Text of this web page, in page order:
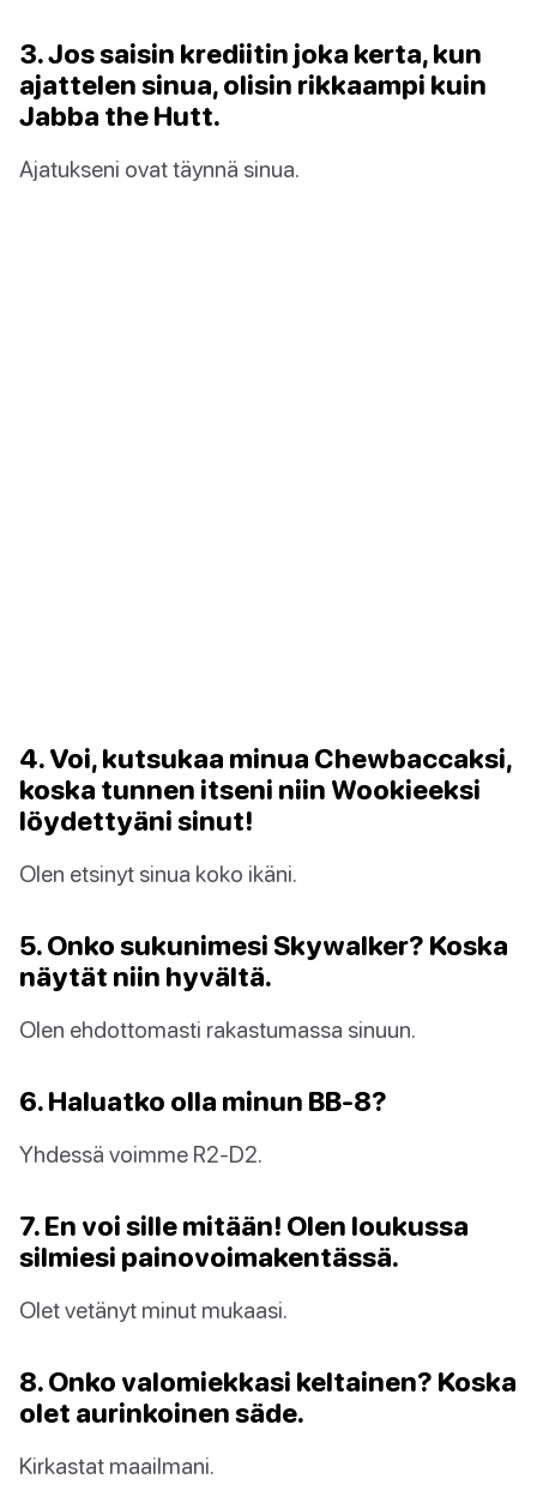
3. Jos saisin krediitin joka kerta, kun
ajattelen sinua, olisin rikkaampi kuin
Jabba the Hutt.
Ajatukseni ovat täynnä sinua.
4. Voi, kutsukaa minua Chewbaccaksi,
koska tunnen itseni niin Wookieeksi
löydettyäni sinut!
Olen etsinyt sinua koko ikäni.
5. Onko sukunimesi Skywalker? Koska
näytät niin hyvältä.
Olen ehdottomasti rakastumassa sinuun.
6. Haluatko olla minun BB-8?
Yhdessä voimme R2-D2.
7. En voi sille mitään! Olen loukussa
silmiesi painovoimakentässä.
Olet vetänyt minut mukaasi.
8. Onko valomiekkasi keltainen? Koska
olet aurinkoinen säde.
Kirkastat maailmani.